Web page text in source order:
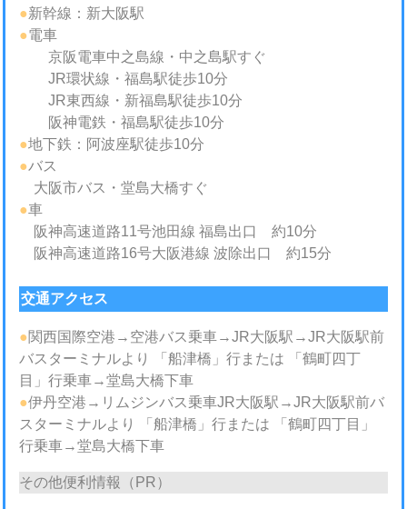
●新幹線：新大阪駅
●電車
京阪電車中之島線・中之島駅すぐ
JR環状線・福島駅徒歩10分
JR東西線・新福島駅徒歩10分
阪神電鉄・福島駅徒歩10分
●地下鉄：阿波座駅徒歩10分
●バス
大阪市バス・堂島大橋すぐ
●車
阪神高速道路11号池田線 福島出口 約10分
阪神高速道路16号大阪港線 波除出口 約15分
交通アクセス
●関西国際空港→空港バス乗車→JR大阪駅→JR大阪駅前
バスターミナルより 「船津橋」行または 「鶴町四丁
目」行乗車→堂島大橋下車
●伊丹空港→リムジンバス乗車JR大阪駅→JR大阪駅前バ
スターミナルより 「船津橋」行または 「鶴町四丁目」
行乗車→堂島大橋下車
その他便利情報（PR）